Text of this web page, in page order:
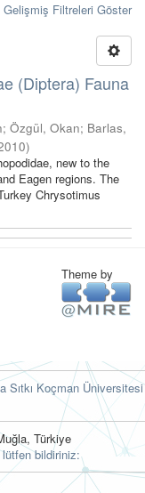
Gelişmiş Filtreleri Göster
(Diptera) Fauna
; Özgül, Okan; Barlas,
)
new to the
Eagen regions. The
Chrysotimus
Theme by
Sıtkı Koçman Üniversitesi
Türkiye
bildiriniz: